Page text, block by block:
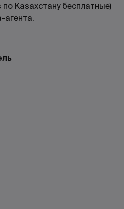
Казахстану бесплатные)
агента.